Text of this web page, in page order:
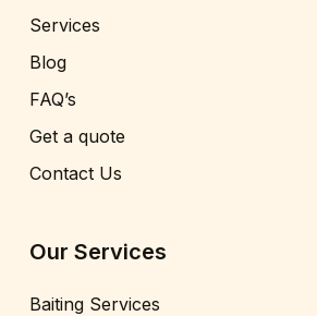
Services
Blog
FAQ’s
Get a quote
Contact Us
Our Services
Baiting Services